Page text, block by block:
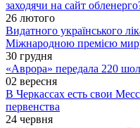
заходячи на сайт
26 лютого
Видатного українського
Міжнародною премією
30 грудня
«Аврора» передала 220
02 вересня
В Черкассах есть свои
первенства
24 червня